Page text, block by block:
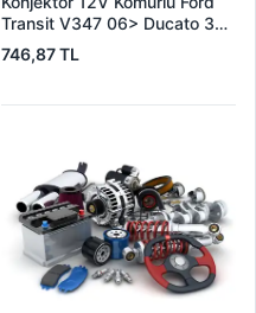
Transit V347 06> Ducato 3
Boxer 3 Jumper 3 | TRANSPO
IB6026 | OEM 77364083
746,87 TL